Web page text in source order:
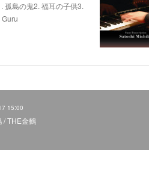
島の鬼2. 福耳の子供3.
15:00
/ THE金鶴